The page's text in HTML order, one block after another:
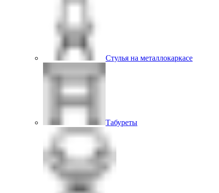
Стулья на металлокаркасе
Табуреты